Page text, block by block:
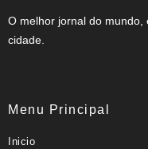
O melhor jornal do mundo,
cidade.
Menu Principal
Inicio